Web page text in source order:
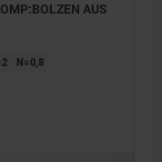
AUS
N=0,8